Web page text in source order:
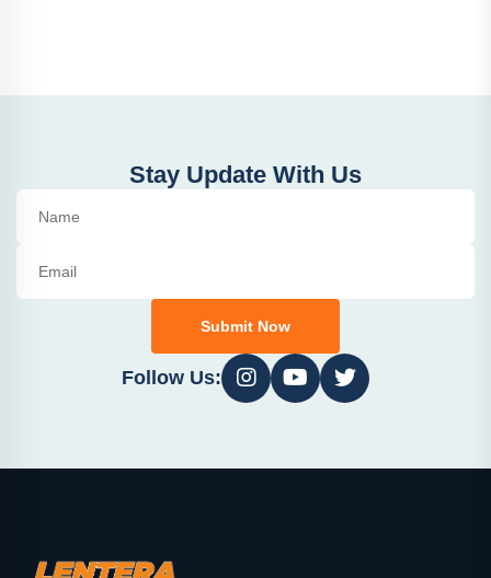
Stay Update With Us
Submit Now
Follow Us: